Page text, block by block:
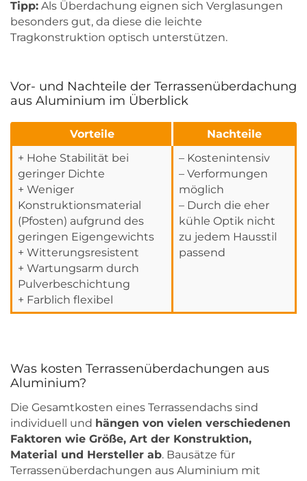
Tipp: Als Überdachung eignen sich Verglasungen
besonders gut, da diese die leichte
Tragkonstruktion optisch unterstützen.
Vor- und Nachteile der Terrassenüberdachung
aus Aluminium im Überblick
Vorteile
Nachteile
+ Hohe Stabilität bei
geringer Dichte
+ Weniger
Konstruktionsmaterial
(Pfosten) aufgrund des
geringen Eigengewichts
+ Witterungsresistent
+ Wartungsarm durch
Pulverbeschichtung
+ Farblich flexibel
– Kostenintensiv
– Verformungen
möglich
– Durch die eher
kühle Optik nicht
zu jedem Hausstil
passend
Was kosten Terrassenüberdachungen aus
Aluminium?
Die Gesamtkosten eines Terrassendachs sind
individuell und hängen von vielen verschiedenen
Faktoren wie Größe, Art der Konstruktion,
Material und Hersteller ab. Bausätze für
Terrassenüberdachungen aus Aluminium mit